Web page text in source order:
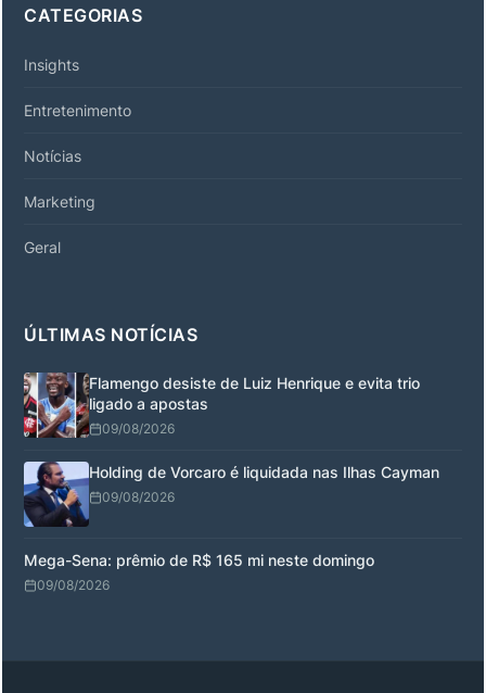
CATEGORIAS
Insights
Entretenimento
Notícias
Marketing
Geral
ÚLTIMAS NOTÍCIAS
Flamengo desiste de Luiz Henrique e evita trio
ligado a apostas
09/08/2026
Holding de Vorcaro é liquidada nas Ilhas Cayman
09/08/2026
Mega-Sena: prêmio de R$ 165 mi neste domingo
09/08/2026